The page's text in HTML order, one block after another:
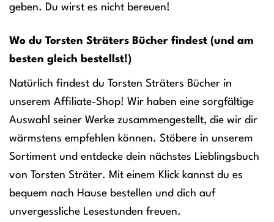
geben. Du wirst es nicht bereuen!
Wo du Torsten Sträters Bücher findest (und am
besten gleich bestellst!)
Natürlich findest du Torsten Sträters Bücher in
unserem Affiliate-Shop! Wir haben eine sorgfältige
Auswahl seiner Werke zusammengestellt, die wir dir
wärmstens empfehlen können. Stöbere in unserem
Sortiment und entdecke dein nächstes Lieblingsbuch
von Torsten Sträter. Mit einem Klick kannst du es
bequem nach Hause bestellen und dich auf
unvergessliche Lesestunden freuen.